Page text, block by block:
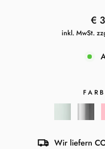
€
inkl. MwSt.
Wir liefern